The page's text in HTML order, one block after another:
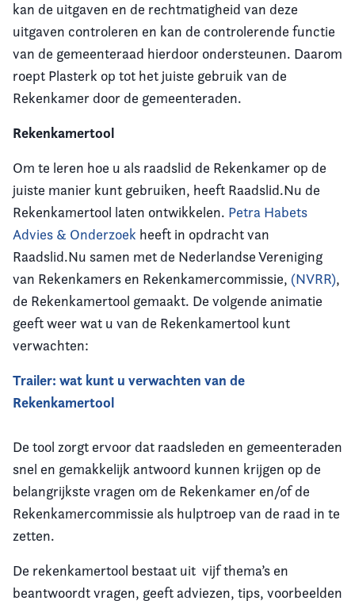
kan de uitgaven en de rechtmatigheid van deze
uitgaven controleren en kan de controlerende functie
van de gemeenteraad hierdoor ondersteunen. Daarom
roept Plasterk op tot het juiste gebruik van de
Rekenkamer door de gemeenteraden.
Rekenkamertool
Om te leren hoe u als raadslid de Rekenkamer op de
juiste manier kunt gebruiken, heeft Raadslid.Nu de
Rekenkamertool laten ontwikkelen. Petra Habets
Advies & Onderzoek heeft in opdracht van
Raadslid.Nu samen met de Nederlandse Vereniging
van Rekenkamers en Rekenkamercommissie, (NVRR),
de Rekenkamertool gemaakt. De volgende animatie
geeft weer wat u van de Rekenkamertool kunt
verwachten:
Trailer: wat kunt u verwachten van de
Rekenkamertool
De tool zorgt ervoor dat raadsleden en gemeenteraden
snel en gemakkelijk antwoord kunnen krijgen op de
belangrijkste vragen om de Rekenkamer en/of de
Rekenkamercommissie als hulptroep van de raad in te
zetten.
De rekenkamertool bestaat uit vijf thema’s en
beantwoordt vragen, geeft adviezen, tips, voorbeelden